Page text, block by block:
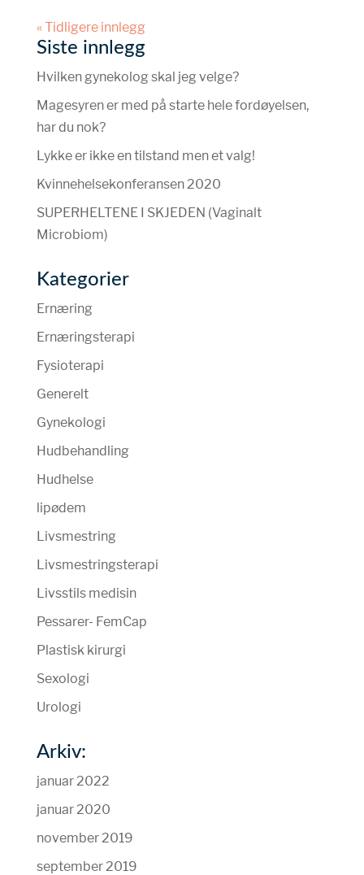
« Tidligere innlegg
Siste innlegg
Hvilken gynekolog skal jeg velge?
Magesyren er med på starte hele fordøyelsen,
har du nok?
Lykke er ikke en tilstand men et valg!
Kvinnehelsekonferansen 2020
SUPERHELTENE I SKJEDEN (Vaginalt
Microbiom)
Kategorier
Ernæring
Ernæringsterapi
Fysioterapi
Generelt
Gynekologi
Hudbehandling
Hudhelse
lipødem
Livsmestring
Livsmestringsterapi
Livsstils medisin
Pessarer- FemCap
Plastisk kirurgi
Sexologi
Urologi
Arkiv:
januar 2022
januar 2020
november 2019
september 2019